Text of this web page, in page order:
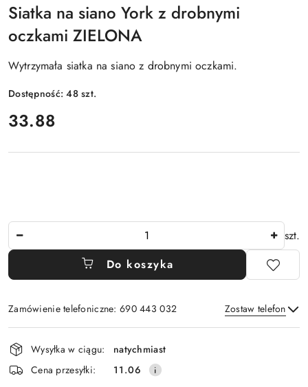
Siatka na siano York z drobnymi
oczkami ZIELONA
Wytrzymała siatka na siano z drobnymi oczkami.
Dostępność:48szt.
cena:
33.88
szt.
Do koszyka
Zamówienie telefoniczne: 690 443 032 Zostaw telefon
Wyślij
Dostępność
i
dostawa
Wysyłka w ciągu:
natychmiast
Cena przesyłki:
11.06